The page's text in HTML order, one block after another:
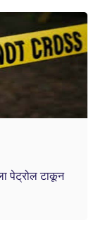
पेट्रोल टाकून